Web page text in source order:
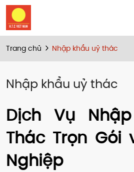
Trang chủ Nhập khẩu uỷ thác
Nhập khẩu uỷ thác
Dịch Vụ
Thác Trọn Gói
Nghiệp